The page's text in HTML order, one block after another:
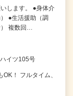
します。 ●身体介
●生活援助（調
複数回…
イツ105号
！ フルタイム、